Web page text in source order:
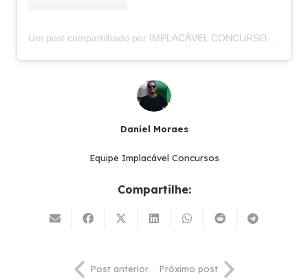
Um post compartilhado por IMPLACÁVEL CONCURSOS (@implacavelconcursos)
Daniel Moraes
Equipe Implacável Concursos
Compartilhe:
Post anterior Próximo post